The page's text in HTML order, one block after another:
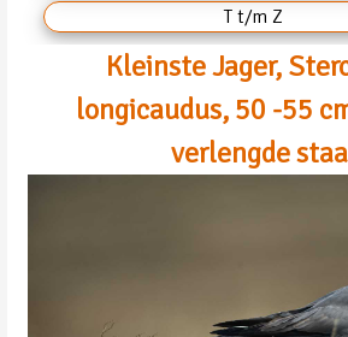
T t/m Z
Kleinste Jager,
longicaudus, 50 -55
verlengde